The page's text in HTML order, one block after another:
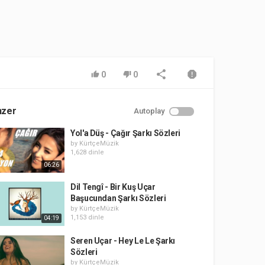
0 0
Autoplay
06:26
Yol'a Düş - Çağır Şarkı Sözleri
by KürtçeMüzik
1,628 dinle
04:19
Dil Tengî - Bir Kuş Uçar
Başucundan Şarkı Sözleri
by KürtçeMüzik
1,153 dinle
Seren Uçar - Hey Le Le Şarkı
Sözleri
by KürtçeMüzik